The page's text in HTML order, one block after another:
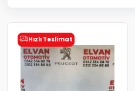
Hızlı Teslimat